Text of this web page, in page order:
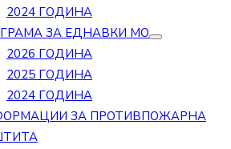
2024 ГОДИНА
ЗА ЕДНАВКИ МО
2026 ГОДИНА
2025 ГОДИНА
2024 ГОДИНА
ЗА ПРОТИВПОЖАРНА